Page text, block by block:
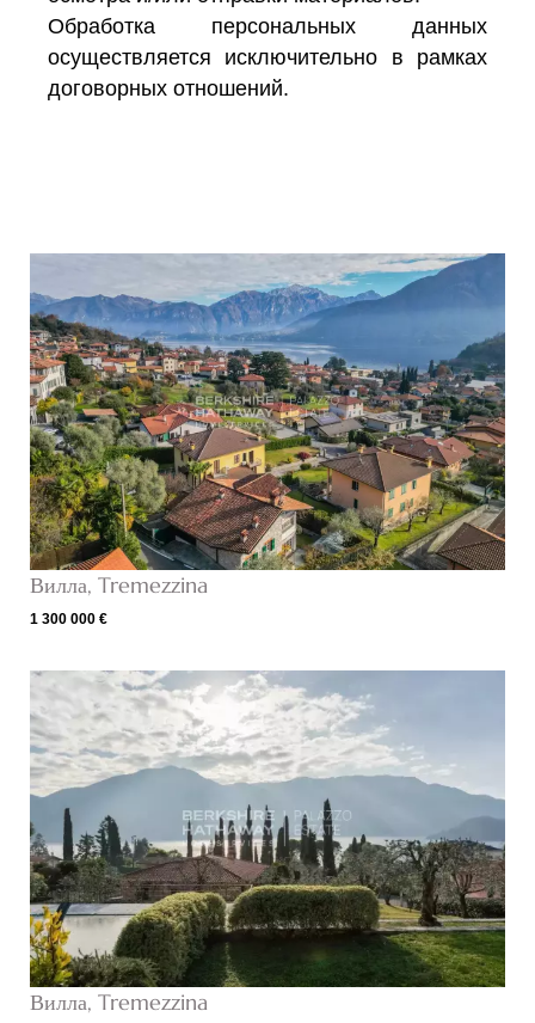
Обработка персональных данных
осуществляется исключительно в рамках
договорных отношений.
Вилла, Tremezzina
1 300 000 €
Вилла, Tremezzina